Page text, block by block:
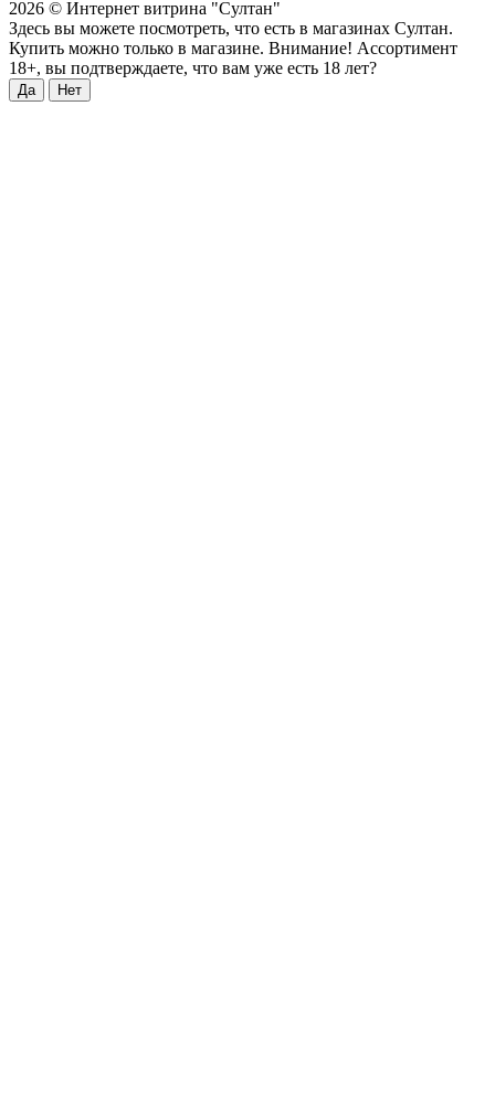
2026 © Интернет витрина "Султан"
Здесь вы можете посмотреть, что есть в магазинах Султан.
Купить можно только в магазине. Внимание! Ассортимент
18+, вы подтверждаете, что вам уже есть 18 лет?